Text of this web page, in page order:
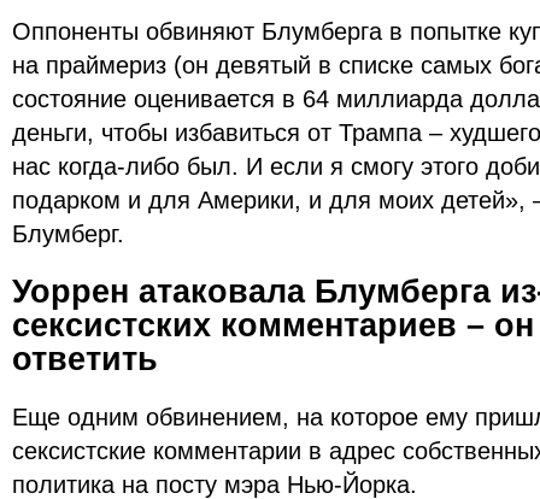
Оппоненты обвиняют Блумберга в попытке
на праймериз (он девятый в списке самых
состояние оценивается в 64 миллиарда
деньги, чтобы избавиться от Трампа –
нас когда-либо был. И если я смогу этого
подарком и для Америки, и для моих детей»,
Блумберг.
Уоррен атаковала Блумберга
сексистских комментариев –
ответить
Еще одним обвинением, на которое ему
сексистские комментарии в адрес
политика на посту мэра Нью-Йорка.